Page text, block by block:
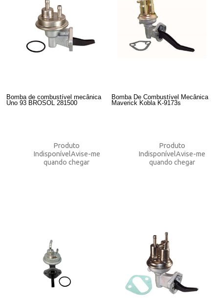
Bomba de combustível mecânica
Uno 93 BROSOL 281500
Produto
IndisponívelAvise-me
quando chegar
Bomba De Combustível Mecânica
Maverick Kobla K-9173s
Produto
IndisponívelAvise-me
quando chegar